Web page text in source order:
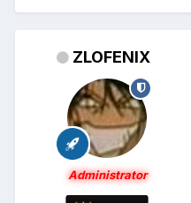
ZLOFENIX
Administrator